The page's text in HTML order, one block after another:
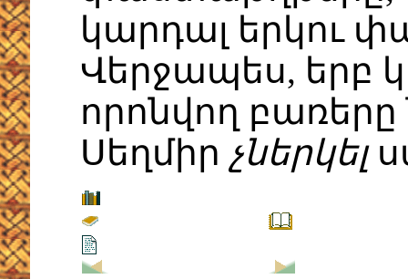
կարդալ երկու
Վերջապես, երբ
որոնվող բառերը
Սեղմիր չներկել